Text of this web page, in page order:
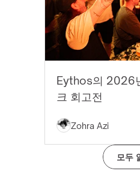
Eythos의 2026
크 회고전
Zohra Azi
모두